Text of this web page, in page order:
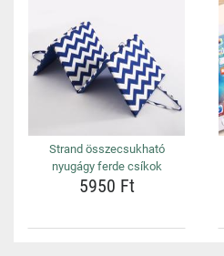
Strand összecsukható
nyugágy ferde csíkok
5950 Ft